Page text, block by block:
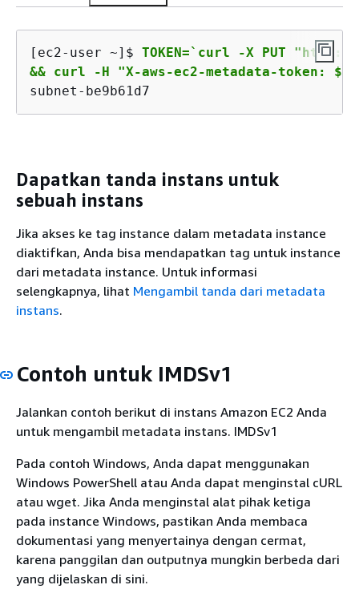
[ec2-user ~]$ TOKEN=`curl -X PUT
&& curl -H "X-aws-ec2-metadata-token:
subnet-be9b61d7
Dapatkan tanda instans untuk
sebuah instans
Jika akses ke tag instance dalam metadata instance
diaktifkan, Anda bisa mendapatkan tag untuk instance
dari metadata instance. Untuk informasi
selengkapnya, lihat Mengambil tanda dari metadata
instans.
Contoh untuk IMDSv1
Jalankan contoh berikut di instans Amazon EC2 Anda
untuk mengambil metadata instans. IMDSv1
Pada contoh Windows, Anda dapat menggunakan
Windows PowerShell atau Anda dapat menginstal cURL
atau wget. Jika Anda menginstal alat pihak ketiga
pada instance Windows, pastikan Anda membaca
dokumentasi yang menyertainya dengan cermat,
karena panggilan dan outputnya mungkin berbeda dari
yang dijelaskan di sini.